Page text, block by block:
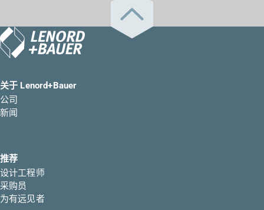
关于 Lenord+Bauer
公司
新闻
推荐
设计工程师
采购员
为有远见者